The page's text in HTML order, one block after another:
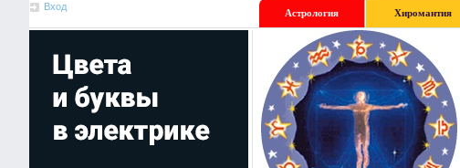
Вход
Астрология Хиромантия